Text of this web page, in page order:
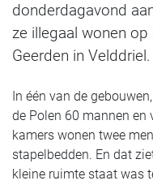
donderdagavond
ze illegaal wonen
Geerden in Velddriel.
In één van de
de Polen 60 mannen en
kamers wonen twee
stapelbedden. En dat
kleine ruimte staat was